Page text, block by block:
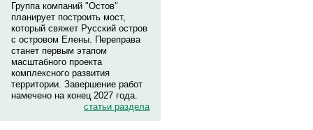
Группа компаний "Остов"
планирует построить мост,
который свяжет Русский остров
с островом Елены. Переправа
станет первым этапом
масштабного проекта
комплексного развития
территории. Завершение работ
намечено на конец 2027 года.
статьи раздела